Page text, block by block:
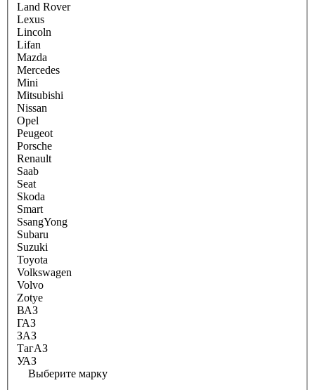
Land Rover
Lexus
Lincoln
Lifan
Mazda
Mercedes
Mini
Mitsubishi
Nissan
Opel
Peugeot
Porsche
Renault
Saab
Seat
Skoda
Smart
SsangYong
Subaru
Suzuki
Toyota
Volkswagen
Volvo
Zotye
ВАЗ
ГАЗ
ЗАЗ
ТагАЗ
УАЗ
Выберите марку